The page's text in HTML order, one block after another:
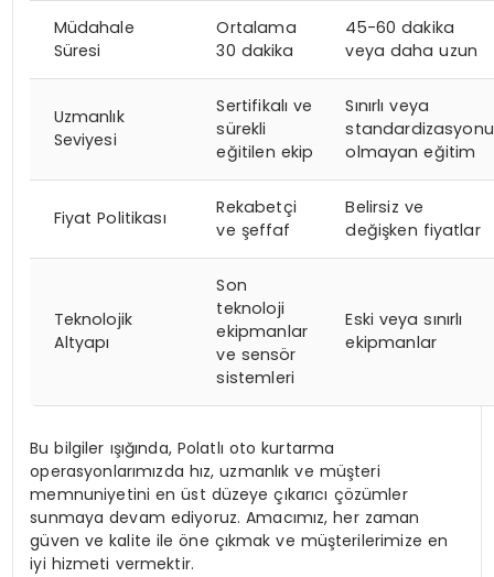
Müdahale
Süresi
Ortalama
30 dakika
45-60 dakika
veya daha uzun
Uzmanlık
Seviyesi
Sertifikalı ve
sürekli
eğitilen ekip
Sınırlı veya
standardizasyonu
olmayan eğitim
Fiyat Politikası
Rekabetçi
ve şeffaf
Belirsiz ve
değişken fiyatlar
Teknolojik
Altyapı
Son
teknoloji
ekipmanlar
ve sensör
sistemleri
Eski veya sınırlı
ekipmanlar
Bu bilgiler ışığında, Polatlı oto kurtarma
operasyonlarımızda hız, uzmanlık ve müşteri
memnuniyetini en üst düzeye çıkarıcı çözümler
sunmaya devam ediyoruz. Amacımız, her zaman
güven ve kalite ile öne çıkmak ve müşterilerimize en
iyi hizmeti vermektir.